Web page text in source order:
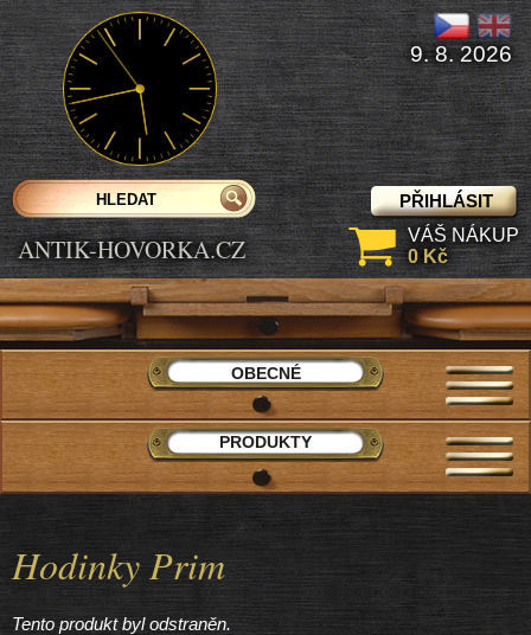
Hodinky Prim
Tento produkt byl odstraněn.
ANTIK-HOVORKA.CZ
PŘIHLÁSIT
9. 8. 2026
VÁŠ NÁKUP
0 Kč
OBECNÉ
PRODUKTY